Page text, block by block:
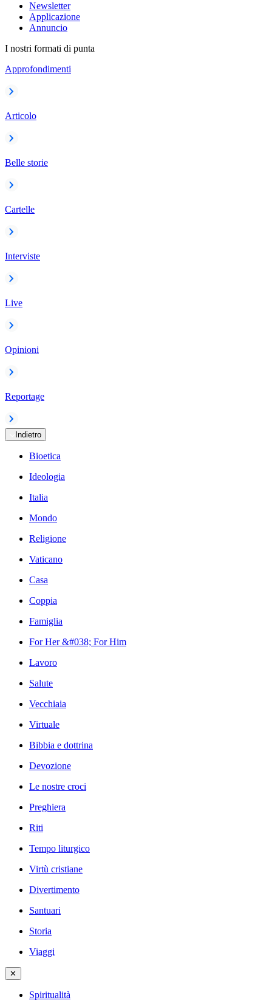
Newsletter
Applicazione
Annuncio
I nostri formati di punta
Approfondimenti
Articolo
Belle storie
Cartelle
Interviste
Live
Opinioni
Reportage
Indietro
Bioetica
Ideologia
Italia
Mondo
Religione
Vaticano
Casa
Coppia
Famiglia
For Her &#038; For Him
Lavoro
Salute
Vecchiaia
Virtuale
Bibbia e dottrina
Devozione
Le nostre croci
Preghiera
Riti
Tempo liturgico
Virtù cristiane
Divertimento
Santuari
Storia
Viaggi
✕
Spiritualità